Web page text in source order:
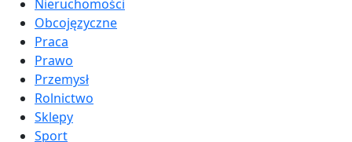
Nieruchomości
Obcojęzyczne
Praca
Prawo
Przemysł
Rolnictwo
Sklepy
Sport